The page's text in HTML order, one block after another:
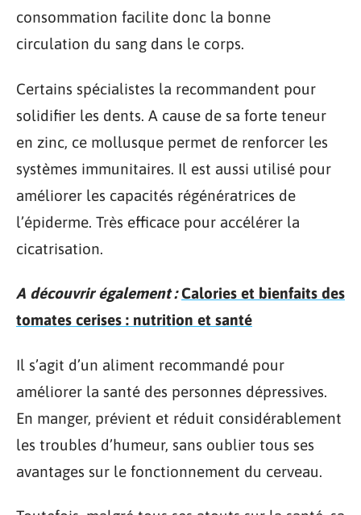
consommation facilite donc la bonne
circulation du sang dans le corps.
Certains spécialistes la recommandent pour
solidifier les dents. A cause de sa forte teneur
en zinc, ce mollusque permet de renforcer les
systèmes immunitaires. Il est aussi utilisé pour
améliorer les capacités régénératrices de
l’épiderme. Très efficace pour accélérer la
cicatrisation.
A découvrir également : Calories et bienfaits des
tomates cerises : nutrition et santé
Il s’agit d’un aliment recommandé pour
améliorer la santé des personnes dépressives.
En manger, prévient et réduit considérablement
les troubles d’humeur, sans oublier tous ses
avantages sur le fonctionnement du cerveau.